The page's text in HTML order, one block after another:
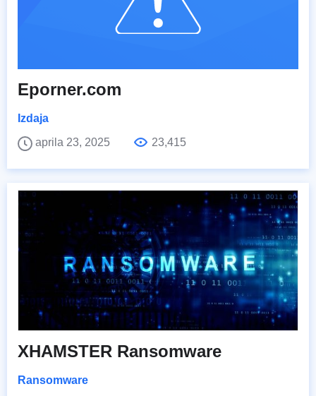
Eporner.com
Izdaja
aprila 23, 2025
23,415
XHAMSTER Ransomware
Ransomware